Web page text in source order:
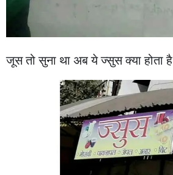
जूस तो सुना था अब ये ज्सुस क्या होता है